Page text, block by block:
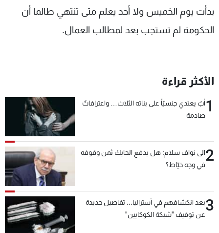
بدأت يوم الخميس ولا أحد يعلم متى تنتهي طالما أن
الحكومة لم تستجب بعد لمطالب العمال.
الأكثر قراءة
1أبٌ يعتدي جنسيّاً على بناته الثلاث… واعترافاتٌ
صادمة
2الى نواف سلام: هل يدفع الحايك ثمن وقوفه
في وجه خيّاط؟
3بعد انكشافهم في أستراليا... تفاصيل جديدة
عن توقيف "شبكة الكوكايين"